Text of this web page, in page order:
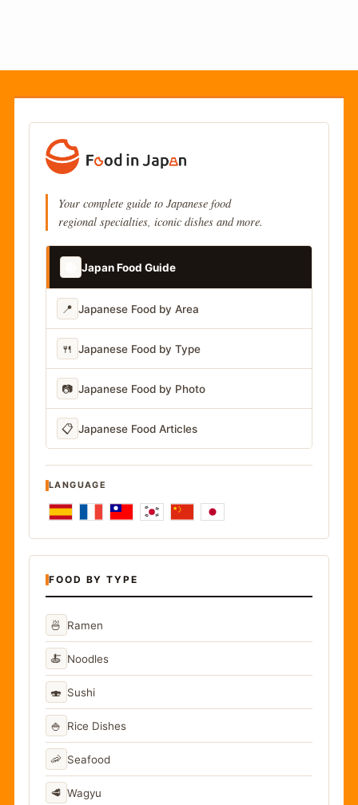
Your complete guide to Japanese food
regional specialties, iconic dishes and more.
Japan Food Guide
📍 Japanese Food by Area
🍴 Japanese Food by Type
📷 Japanese Food by Photo
📋 Japanese Food Articles
LANGUAGE
FOOD BY TYPE
🍜 Ramen
🍝 Noodles
🍣 Sushi
🍚 Rice Dishes
🦐 Seafood
🥩 Wagyu